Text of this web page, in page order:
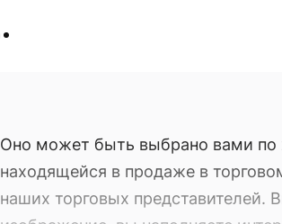
Оно может быть выбрано вами по
находящейся в продаже в
наших торговых представителей.